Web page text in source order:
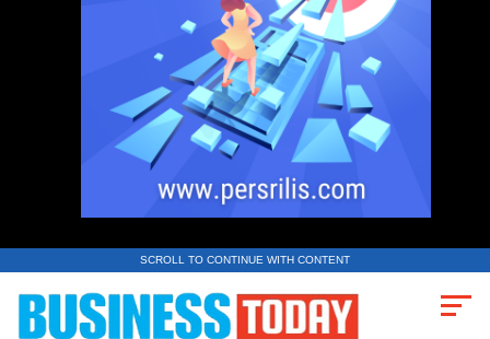
SCROLL TO CONTINUE WITH CONTENT